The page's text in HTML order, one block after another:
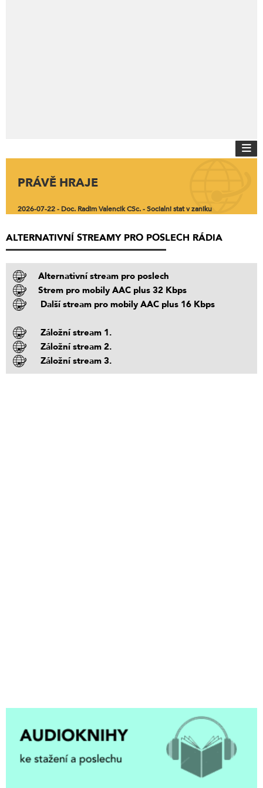
PRÁVĚ HRAJE
2026-07-22 - Doc. Radim Valencik CSc. - Socialni stat v zaniku
ALTERNATIVNÍ STREAMY PRO POSLECH RÁDIA
Alternativní stream pro poslech
Strem pro mobily AAC plus 32 Kbps
Další stream pro mobily AAC plus 16 Kbps
Záložní stream 1.
Záložní stream 2.
Záložní stream 3.